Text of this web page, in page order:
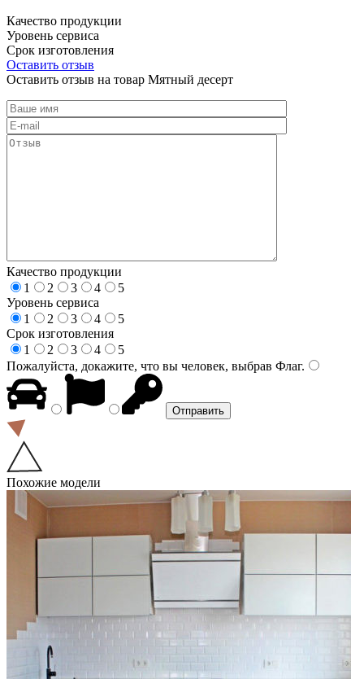
Качество продукции
Уровень сервиса
Срок изготовления
Оставить отзыв
Оставить отзыв на товар Мятный десерт
Качество продукции
1
2 3 4
5
Уровень сервиса
1
2 3 4
5
Срок изготовления
1
2 3 4
5
Пожалуйста, докажите, что вы человек, выбрав Флаг.
Похожие модели